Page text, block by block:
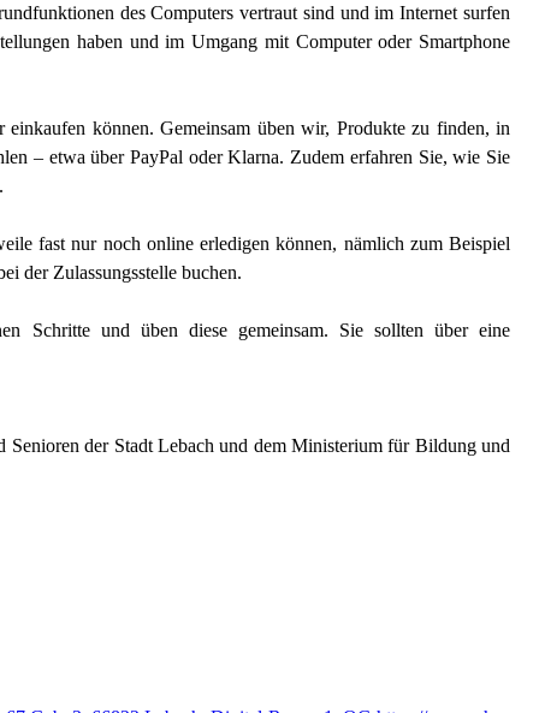
des Computers vertraut sind und im Internet surfen
haben und im Umgang mit Computer oder Smartphone
können. Gemeinsam üben wir, Produkte zu finden, in
– etwa über PayPal oder Klarna. Zudem erfahren Sie, wie Sie
fast nur noch online erledigen können, nämlich zum Beispiel
der Zulassungsstelle buchen.
Schritte und üben diese gemeinsam. Sie sollten über eine
Senioren der Stadt Lebach und dem Ministerium für Bildung und